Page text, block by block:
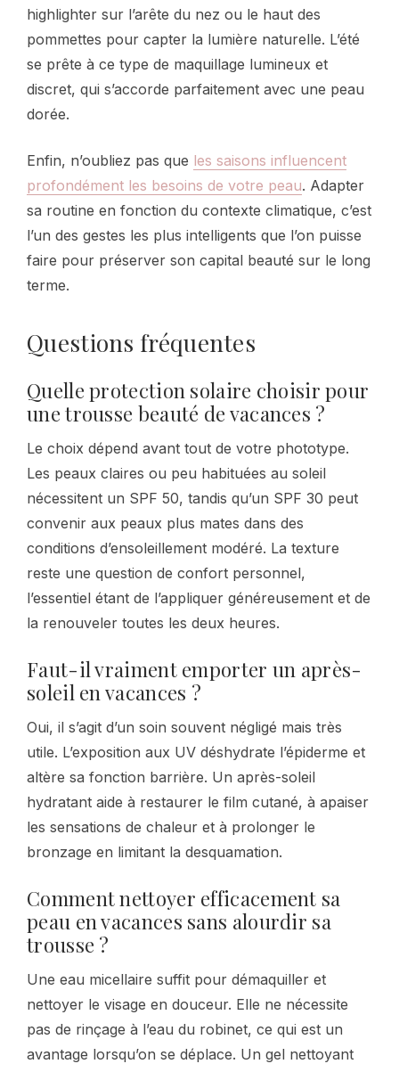
highlighter sur l’arête du nez ou le haut des
pommettes pour capter la lumière naturelle. L’été
se prête à ce type de maquillage lumineux et
discret, qui s’accorde parfaitement avec une peau
dorée.
Enfin, n’oubliez pas que les saisons influencent
profondément les besoins de votre peau. Adapter
sa routine en fonction du contexte climatique, c’est
l’un des gestes les plus intelligents que l’on puisse
faire pour préserver son capital beauté sur le long
terme.
Questions fréquentes
Quelle protection solaire choisir pour
une trousse beauté de vacances ?
Le choix dépend avant tout de votre phototype.
Les peaux claires ou peu habituées au soleil
nécessitent un SPF 50, tandis qu’un SPF 30 peut
convenir aux peaux plus mates dans des
conditions d’ensoleillement modéré. La texture
reste une question de confort personnel,
l’essentiel étant de l’appliquer généreusement et de
la renouveler toutes les deux heures.
Faut-il vraiment emporter un après-
soleil en vacances ?
Oui, il s’agit d’un soin souvent négligé mais très
utile. L’exposition aux UV déshydrate l’épiderme et
altère sa fonction barrière. Un après-soleil
hydratant aide à restaurer le film cutané, à apaiser
les sensations de chaleur et à prolonger le
bronzage en limitant la desquamation.
Comment nettoyer efficacement sa
peau en vacances sans alourdir sa
trousse ?
Une eau micellaire suffit pour démaquiller et
nettoyer le visage en douceur. Elle ne nécessite
pas de rinçage à l’eau du robinet, ce qui est un
avantage lorsqu’on se déplace. Un gel nettoyant